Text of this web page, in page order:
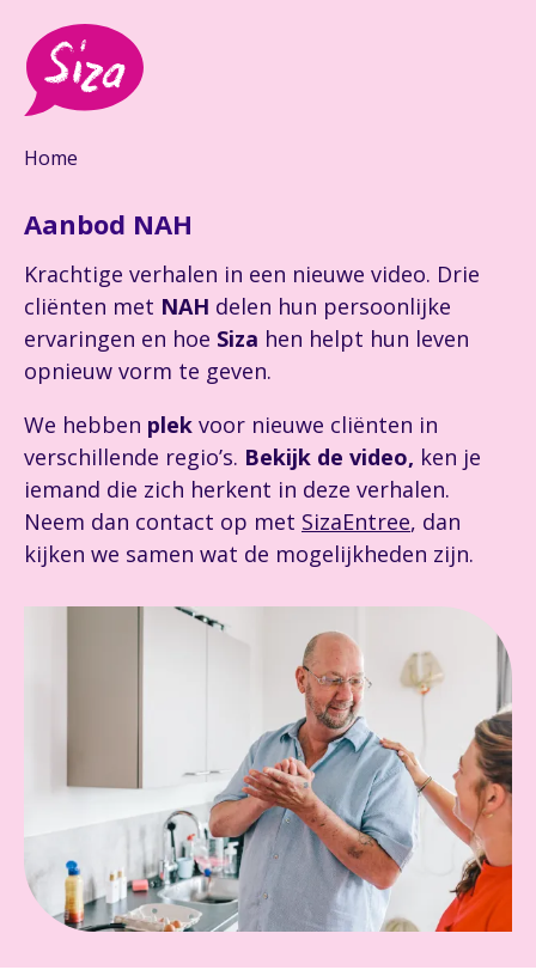
Home
Aanbod NAH
Krachtige verhalen in een nieuwe video. Drie
cliënten met NAH delen hun persoonlijke
ervaringen en hoe Siza hen helpt hun leven
opnieuw vorm te geven.
We hebben plek voor nieuwe cliënten in
verschillende regio’s. Bekijk de video, ken je
iemand die zich herkent in deze verhalen.
Neem dan contact op met SizaEntree, dan
kijken we samen wat de mogelijkheden zijn.